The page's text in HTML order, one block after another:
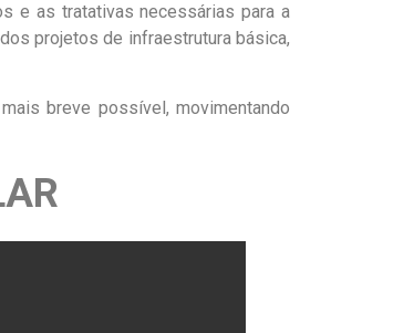
e as tratativas necessárias para a
projetos de infraestrutura básica,
breve possível, movimentando